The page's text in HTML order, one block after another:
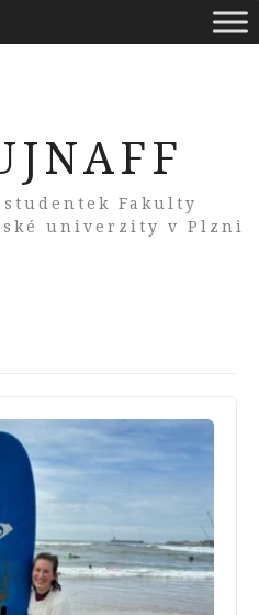
Fakulty
univerzity v Plzni